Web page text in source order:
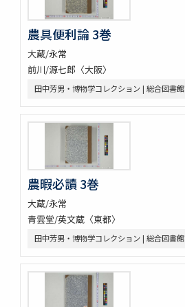
農具便利論 3巻
大蔵/永常
前川/源七郎〈大阪〉
田中芳男・博物学コレクション | 総合図書館
農暇必讀 3巻
大蔵/永常
青雲堂/英文蔵〈東都〉
田中芳男・博物学コレクション | 総合図書館